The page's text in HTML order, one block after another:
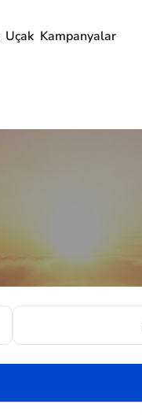
Uçak Kampanyalar